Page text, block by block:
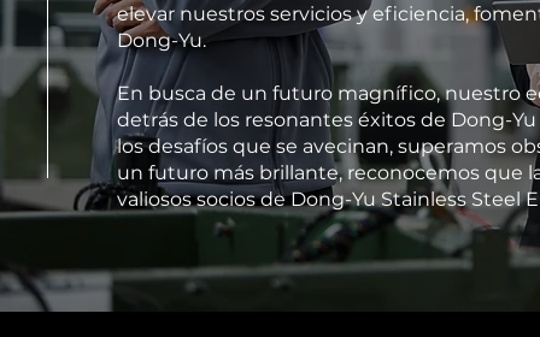
elevar nuestros servicios y eficiencia,
Dong-Yu.
En busca de un futuro magnífico, nuestro
detrás de los resonantes éxitos de Dong-
los desafíos que se avecinan, superamos
un futuro más brillante, reconocemos que
valiosos socios de Dong-Yu Stainless Steel